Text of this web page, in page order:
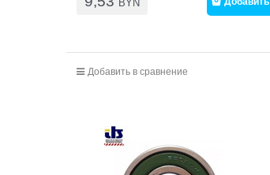
BYN
Добавить в сравнение